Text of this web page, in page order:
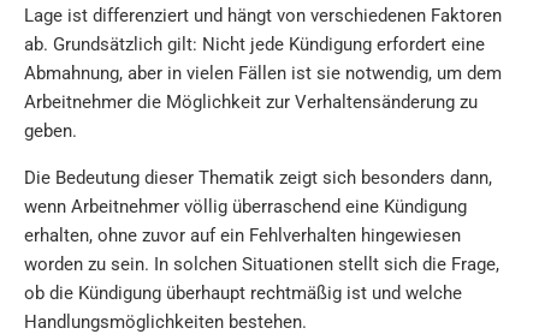
Lage ist differenziert und hängt von verschiedenen Faktoren
ab. Grundsätzlich gilt: Nicht jede Kündigung erfordert eine
Abmahnung, aber in vielen Fällen ist sie notwendig, um dem
Arbeitnehmer die Möglichkeit zur Verhaltensänderung zu
geben.
Die Bedeutung dieser Thematik zeigt sich besonders dann,
wenn Arbeitnehmer völlig überraschend eine Kündigung
erhalten, ohne zuvor auf ein Fehlverhalten hingewiesen
worden zu sein. In solchen Situationen stellt sich die Frage,
ob die Kündigung überhaupt rechtmäßig ist und welche
Handlungsmöglichkeiten bestehen.